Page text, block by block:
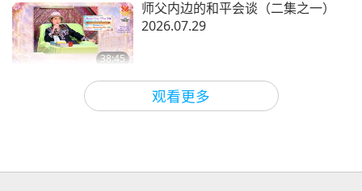
老子到了，见状，把牛一放，青牛就变巨大「哞哞」
地叫着扑上去，用大牛角把污秽的洞口掀开。
甲虫成群地要钻进牛身，但是钻不进去；神牛并不怕
这些甲虫。他所向披靡，一下子就把洞口戳了很多大
窟窿。里面爬出更多的黑甲虫，像无边无际似的。
了无数、无数黑甲虫到肚里。肚子霎时鼓胀起来，像
13:41
打造幸福黄金岁月：先进的长者住屋
2018-03-31
观看更多
38:45
师父内边的和平会谈（二集之一）
2026.07.29
2026-08-06
25:38